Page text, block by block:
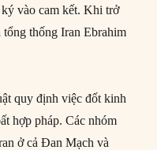
vào cam kết. Khi trở
thống Iran Ebrahim
quy định việc đốt kinh
hợp pháp. Các nhóm
ở cả Đan Mạch và